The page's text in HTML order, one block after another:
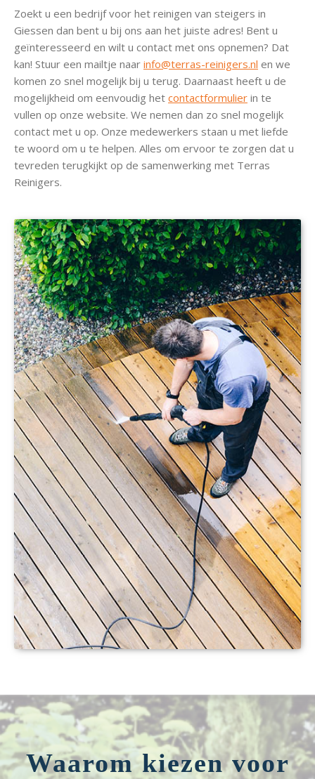
Zoekt u een bedrijf voor het reinigen van steigers in
Giessen dan bent u bij ons aan het juiste adres! Bent u
geïnteresseerd en wilt u contact met ons opnemen? Dat
kan! Stuur een mailtje naar info@terras-reinigers.nl en we
komen zo snel mogelijk bij u terug. Daarnaast heeft u de
mogelijkheid om eenvoudig het contactformulier in te
vullen op onze website. We nemen dan zo snel mogelijk
contact met u op. Onze medewerkers staan u met liefde
te woord om u te helpen. Alles om ervoor te zorgen dat u
tevreden terugkijkt op de samenwerking met Terras
Reinigers.
Waarom kiezen voor